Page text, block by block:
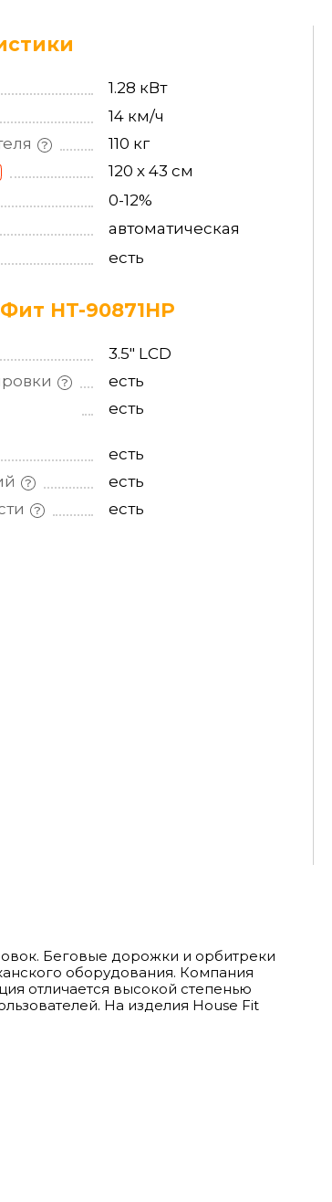
1.28 кВт
14 км/ч
110 кг
120 х 43 см
0-12%
автоматическая
есть
HT-90871HP
3.5" LCD
есть
есть
есть
есть
есть
Беговые дорожки и орбитреки
оборудования. Компания
отличается высокой степенью
На изделия House Fit